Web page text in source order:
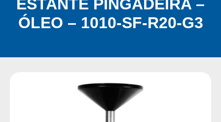
ESTANTE PINGADEIRA –
ÓLEO – 1010-SF-R20-G3